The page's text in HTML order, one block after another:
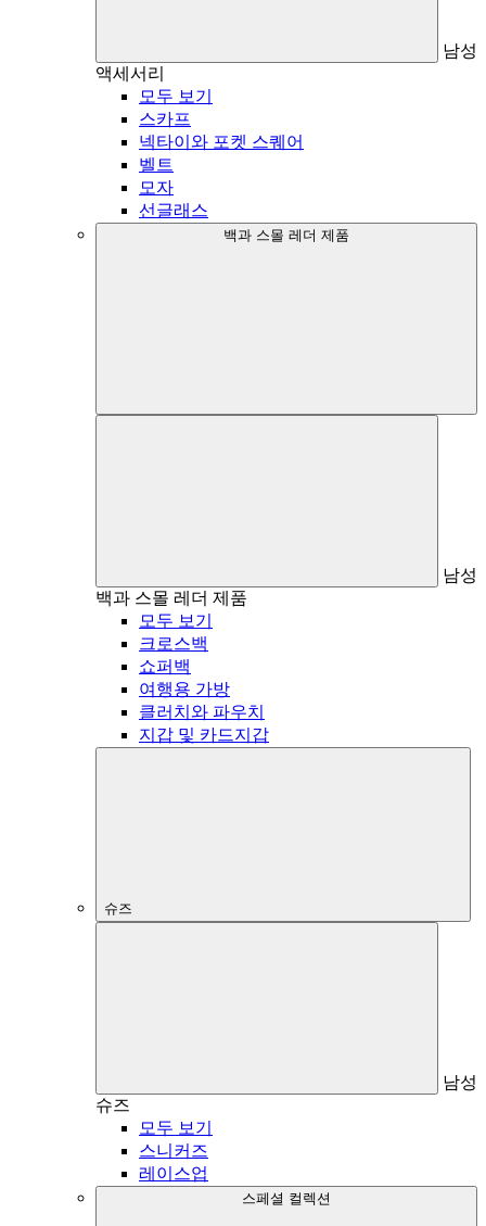
남성
액세서리
모두 보기
스카프
넥타이와 포켓 스퀘어
벨트
모자
선글래스
백과 스몰 레더 제품
남성
백과 스몰 레더 제품
모두 보기
크로스백
쇼퍼백
여행용 가방
클러치와 파우치
지갑 및 카드지갑
슈즈
남성
슈즈
모두 보기
스니커즈
레이스업
스페셜 컬렉션